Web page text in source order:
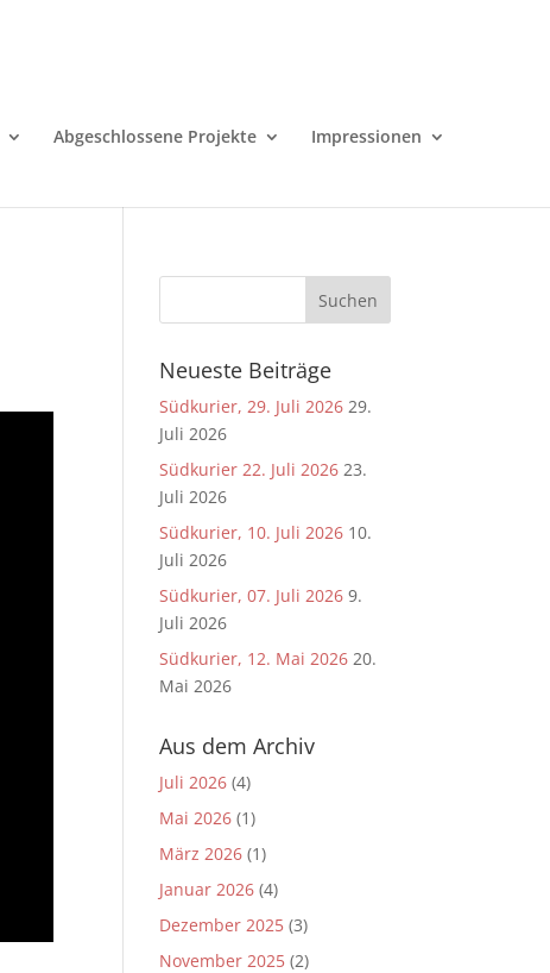
Abgeschlossene Projekte
Impressionen
Neueste Beiträge
Südkurier, 29. Juli 2026 29.
Juli 2026
Südkurier 22. Juli 2026 23.
Juli 2026
Südkurier, 10. Juli 2026 10.
Juli 2026
Südkurier, 07. Juli 2026 9.
Juli 2026
Südkurier, 12. Mai 2026 20.
Mai 2026
Aus dem Archiv
Juli 2026 (4)
Mai 2026 (1)
März 2026 (1)
Januar 2026 (4)
Dezember 2025 (3)
November 2025 (2)